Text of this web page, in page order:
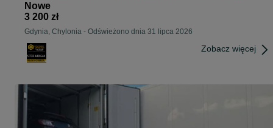
Nowe
3 200 zł
Gdynia, Chylonia - Odświeżono dnia 31 lipca 2026
Zobacz więcej